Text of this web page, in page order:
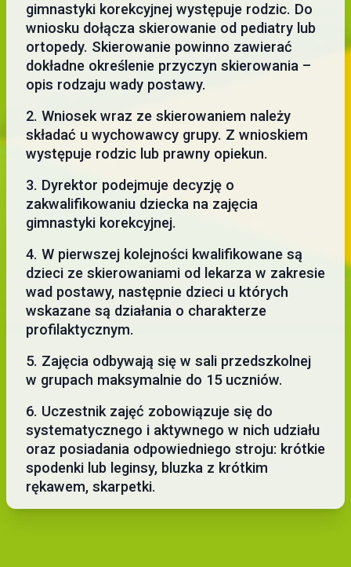
gimnastyki korekcyjnej występuje rodzic. Do
wniosku dołącza skierowanie od pediatry lub
ortopedy. Skierowanie powinno zawierać
dokładne określenie przyczyn skierowania –
opis rodzaju wady postawy.
2. Wniosek wraz ze skierowaniem należy
składać u wychowawcy grupy. Z wnioskiem
występuje rodzic lub prawny opiekun.
3. Dyrektor podejmuje decyzję o
zakwalifikowaniu dziecka na zajęcia
gimnastyki korekcyjnej.
4. W pierwszej kolejności kwalifikowane są
dzieci ze skierowaniami od lekarza w zakresie
wad postawy, następnie dzieci u których
wskazane są działania o charakterze
profilaktycznym.
5. Zajęcia odbywają się w sali przedszkolnej
w grupach maksymalnie do 15 uczniów.
6. Uczestnik zajęć zobowiązuje się do
systematycznego i aktywnego w nich udziału
oraz posiadania odpowiedniego stroju: krótkie
spodenki lub leginsy, bluzka z krótkim
rękawem, skarpetki.